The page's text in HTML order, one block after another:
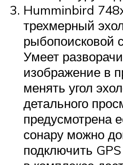
Humminbird
трехмерный
рыбопоисковой
Умеет
изображение в
менять угол
детального
предусмотрена
сонару можно
подключить